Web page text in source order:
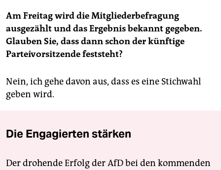
Am Freitag wird die Mitgliederbefragung
ausgezählt und das Ergebnis bekannt gegeben.
Glauben Sie, dass dann schon der künftige
Parteivorsitzende feststeht?
Nein, ich gehe davon aus, dass es eine Stichwahl
geben wird.
Die Engagierten stärken
Der drohende Erfolg der AfD bei den kommenden